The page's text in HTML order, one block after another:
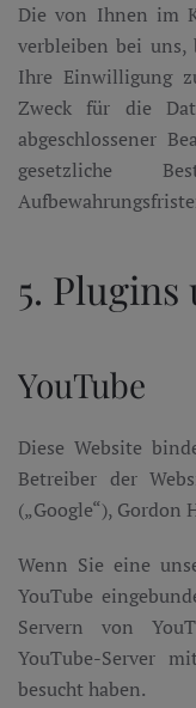
Die von Ihnen im
verbleiben bei uns,
Ihre Einwilligung
Zweck für die
abgeschlossener
gesetzliche
5.
YouTube
Diese Website
Betreiber der
(„Google“), Gordon
Wenn Sie eine
YouTube
Servern von
YouTube-Server
besucht haben.